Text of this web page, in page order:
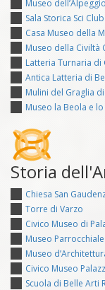
Museo dell’Alpeggio
Sala Storica Sci
Casa Museo della
Museo della Civiltà
Latteria Turnaria di
Antica Latteria di
Mulini del Graglia
Museo la Beola e
Storia
Chiesa San
Torre di Varzo
Civico Museo di
Museo
Museo
Civico Museo
Scuola di Belle Arti